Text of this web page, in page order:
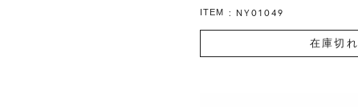
ITEM NY01049
在庫切れ